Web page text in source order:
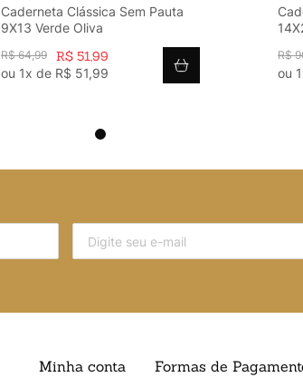
Caderneta Clássica Sem Pauta
9X13 Verde Oliva
R$ 64,99 R$ 51,99
ou 1x de R$ 51,99
R$
ou 1
Minha conta Formas de